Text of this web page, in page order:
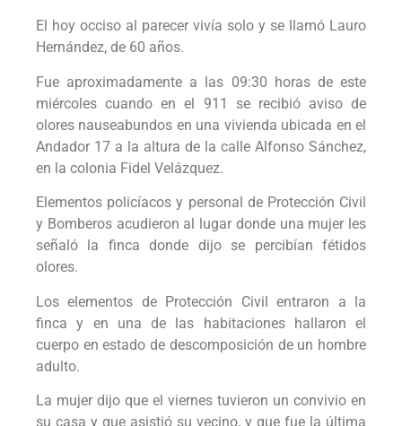
El hoy occiso al parecer vivía solo y se llamó Lauro
Hernández, de 60 años.
Fue aproximadamente a las 09:30 horas de este
miércoles cuando en el 911 se recibió aviso de
olores nauseabundos en una vivienda ubicada en el
Andador 17 a la altura de la calle Alfonso Sánchez,
en la colonia Fidel Velázquez.
Elementos policíacos y personal de Protección Civil
y Bomberos acudieron al lugar donde una mujer les
señaló la finca donde dijo se percibían fétidos
olores.
Los elementos de Protección Civil entraron a la
finca y en una de las habitaciones hallaron el
cuerpo en estado de descomposición de un hombre
adulto.
La mujer dijo que el viernes tuvieron un convivio en
su casa y que asistió su vecino, y que fue la última